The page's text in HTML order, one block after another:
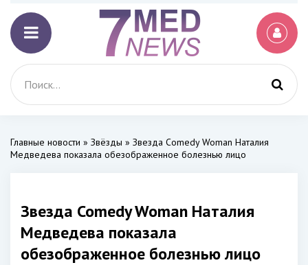
Главные новости » Звёзды » Звезда Comedy Woman Наталия
Медведева показала обезображенное болезнью лицо
Звезда Comedy Woman Наталия
Медведева показала
обезображенное болезнью лицо